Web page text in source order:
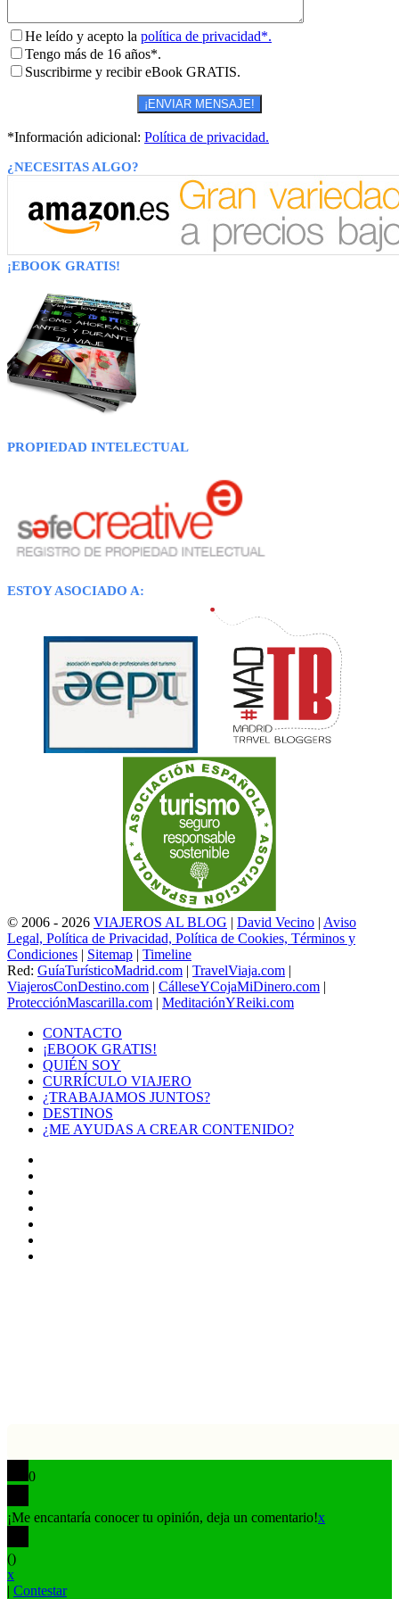
He leído y acepto la política de privacidad*.
Tengo más de 16 años*.
Suscribirme y recibir eBook GRATIS.
*Información adicional: Política de privacidad.
¿NECESITAS ALGO?
¡EBOOK GRATIS!
PROPIEDAD INTELECTUAL
ESTOY ASOCIADO A:
© 2006 - 2026 VIAJEROS AL BLOG | David Vecino | Aviso
Legal, Política de Privacidad, Política de Cookies, Términos y
Condiciones | Sitemap | Timeline
Red: GuíaTurísticoMadrid.com | TravelViaja.com |
ViajerosConDestino.com | CálleseYCojaMiDinero.com |
ProtecciónMascarilla.com | MeditaciónYReiki.com
CONTACTO
¡EBOOK GRATIS!
QUIÉN SOY
CURRÍCULO VIAJERO
¿TRABAJAMOS JUNTOS?
DESTINOS
¿ME AYUDAS A CREAR CONTENIDO?
0
¡Me encantaría conocer tu opinión, deja un comentario!x
()
x
| Contestar